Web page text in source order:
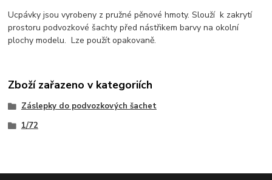
Ucpávky jsou vyrobeny z pružné pěnové hmoty. Slouží k zakrytí
prostoru podvozkové šachty před nástřikem barvy na okolní
plochy modelu. Lze použít opakovaně.
Zboží zařazeno v kategoriích
Záslepky do podvozkových šachet
1/72